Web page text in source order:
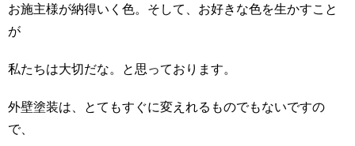
お施主様が納得いく色。そして、お好きな色を生かすこと
が
私たちは大切だな。と思っております。
外壁塗装は、とてもすぐに変えれるものでもないですの
で、